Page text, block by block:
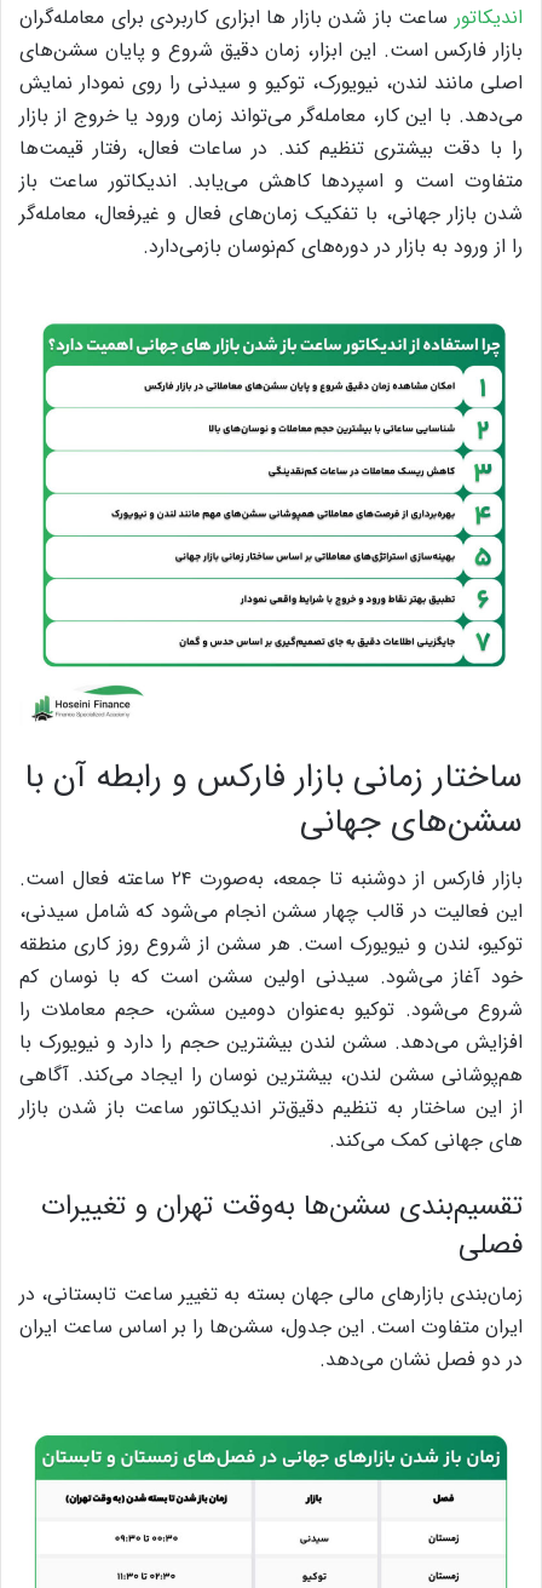
اندیکاتور ساعت باز شدن بازار ها ابزاری کاربردی برای معامله‌گران
بازار فارکس است. این ابزار، زمان دقیق شروع و پایان سشن‌های
اصلی مانند لندن، نیویورک، توکیو و سیدنی را روی نمودار نمایش
می‌دهد. با این کار، معامله‌گر می‌تواند زمان ورود یا خروج از بازار
را با دقت بیشتری تنظیم کند. در ساعات فعال، رفتار قیمت‌ها
متفاوت است و اسپردها کاهش می‌یابد. اندیکاتور ساعت باز
شدن بازار جهانی، با تفکیک زمان‌های فعال و غیرفعال، معامله‌گر
را از ورود به بازار در دوره‌های کم‌نوسان بازمی‌دارد.
ساختار زمانی بازار فارکس و رابطه آن با
سشن‌های جهانی
بازار فارکس از دوشنبه تا جمعه، به‌صورت ۲۴ ساعته فعال است.
این فعالیت در قالب چهار سشن انجام می‌شود که شامل سیدنی،
توکیو، لندن و نیویورک است. هر سشن از شروع روز کاری منطقه
خود آغاز می‌شود. سیدنی اولین سشن است که با نوسان کم
شروع می‌شود. توکیو به‌عنوان دومین سشن، حجم معاملات را
افزایش می‌دهد. سشن لندن بیشترین حجم را دارد و نیویورک با
هم‌پوشانی سشن لندن، بیشترین نوسان را ایجاد می‌کند. آگاهی
از این ساختار به تنظیم دقیق‌تر اندیکاتور ساعت باز شدن بازار
های جهانی کمک می‌کند.
تقسیم‌بندی سشن‌ها به‌وقت تهران و تغییرات
فصلی
زمان‌بندی بازارهای مالی جهان بسته به تغییر ساعت تابستانی، در
ایران متفاوت است. این جدول، سشن‌ها را بر اساس ساعت ایران
در دو فصل نشان می‌دهد.